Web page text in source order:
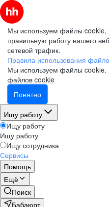
Мы используем файлы cookie,
правильную работу нашего
сетевой трафик.
Правила использования
Мы используем файлы cookie.
файлов cookie
Понятно
Ищу работу
Ищу работу
Ищу работу
Ищу сотрудника
Сервисы
Помощь
Ещё
Поиск
Бабаюрт